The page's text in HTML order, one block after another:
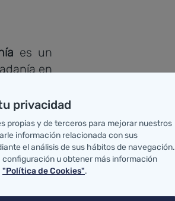
es un
en
con el
y
visión
y la
privacidad
propias y de terceros para mejorar nuestros
información relacionada con sus
el análisis de sus hábitos de navegación.
configuración u obtener más información
"Política de Cookies".